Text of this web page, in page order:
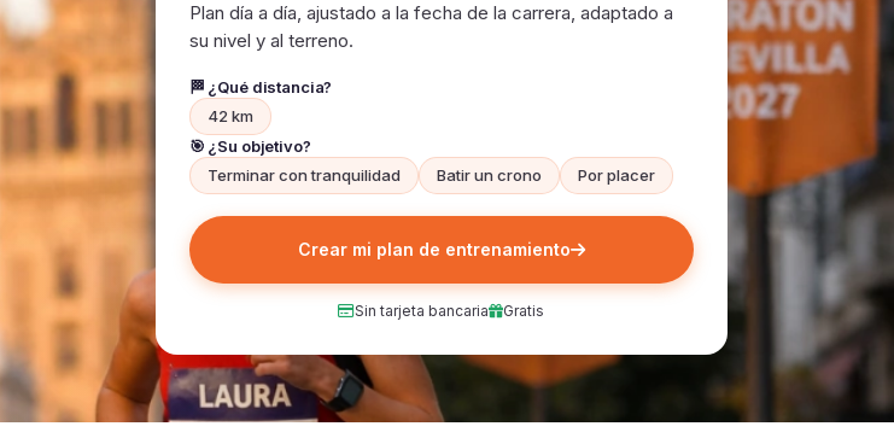
Plan día a día, ajustado a la fecha de la carrera, adaptado a
su nivel y al terreno.
🏁 ¿Qué distancia?
42 km
🎯 ¿Su objetivo?
Terminar con tranquilidad
Batir un crono Por placer
Crear mi plan de entrenamiento
Sin tarjeta bancaria Gratis